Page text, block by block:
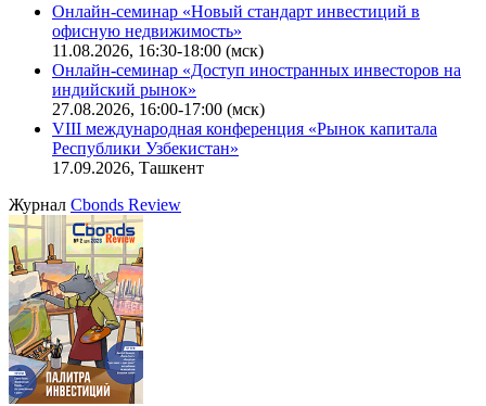
Онлайн-семинар «Новый стандарт инвестиций в
офисную недвижимость»
11.08.2026, 16:30-18:00 (мск)
Онлайн-семинар «Доступ иностранных инвесторов на
индийский рынок»
27.08.2026, 16:00-17:00 (мск)
VIII международная конференция «Рынок капитала
Республики Узбекистан»
17.09.2026, Ташкент
Журнал Cbonds Review